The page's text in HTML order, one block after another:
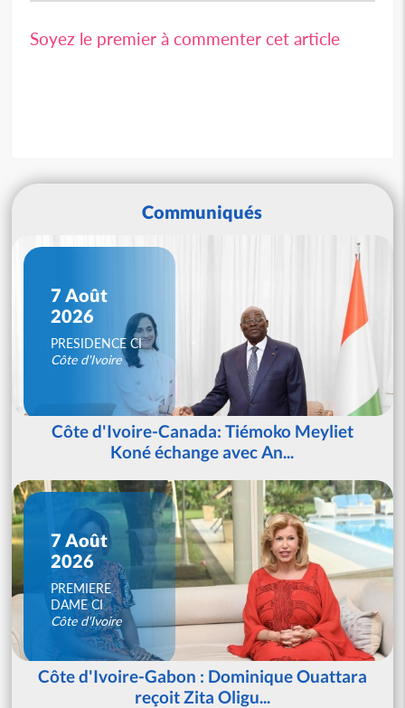
Soyez le premier à commenter cet article
Communiqués
7 Août
2026
PRESIDENCE CI
Côte d'Ivoire
Côte d'Ivoire-Canada: Tiémoko Meyliet
Koné échange avec An...
7 Août
2026
PREMIERE
DAME CI
Côte d'Ivoire
Côte d'Ivoire-Gabon : Dominique Ouattara
reçoit Zita Oligu...